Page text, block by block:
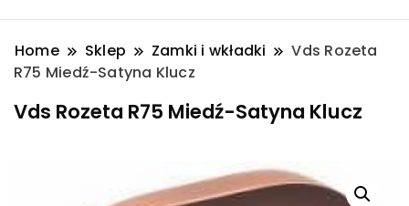
Home Sklep Zamki i wkładki
Vds Rozeta
R75 Miedź-Satyna Klucz
Vds Rozeta R75 Miedź-Satyna Klucz